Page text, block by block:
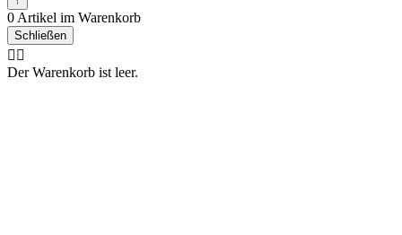
0 Artikel im Warenkorb
Schließen
🤷‍♂️
Der Warenkorb ist leer.